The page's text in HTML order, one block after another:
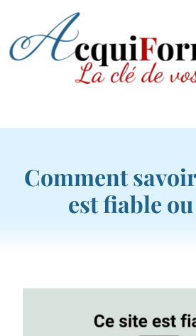
Comment
est fiable